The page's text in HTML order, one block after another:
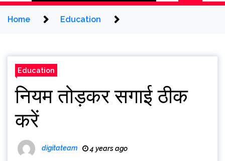
Home Education
Education
नियम तोड़कर सगाई ठीक
करें
digitateam 4 years ago